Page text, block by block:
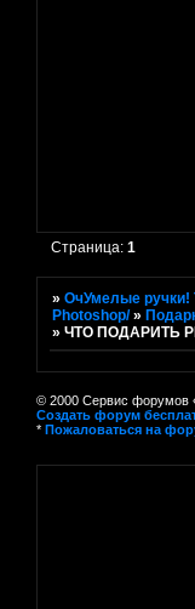
Страница:1
»ОчУмелые ручки!
Photoshop/ »
»ЧТО ПОДАРИТЬ
© 2000 Сервис форумов
Создать форум
* Пожаловаться на